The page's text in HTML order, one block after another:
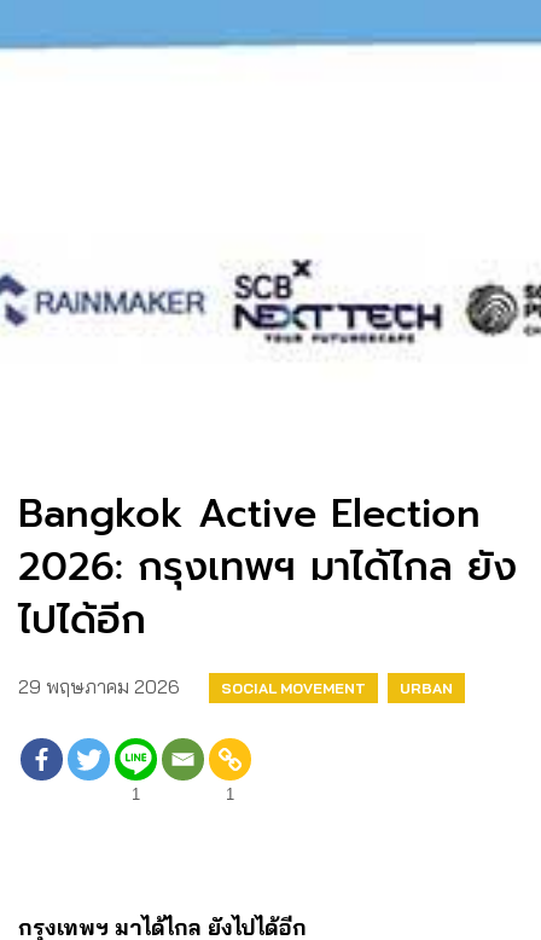
Bangkok Active Election
2026: กรุงเทพฯ มาได้ไกล ยัง
ไปได้อีก
29 พฤษภาคม 2026 SOCIAL MOVEMENT URBAN
1 1
กรุงเทพฯ มาได้ไกล ยังไปได้อีก